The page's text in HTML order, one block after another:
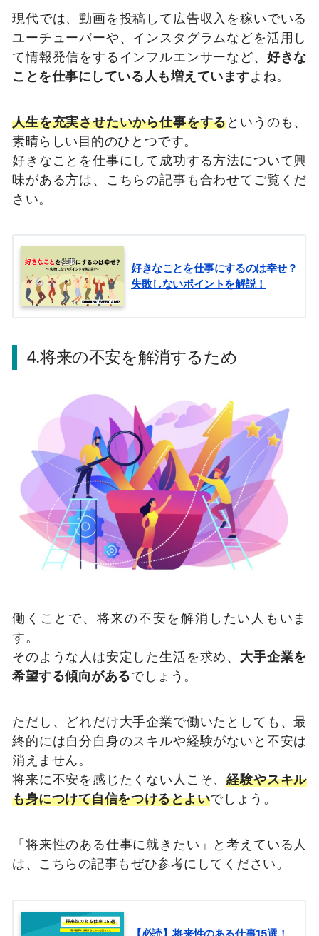
現代では、動画を投稿して広告収入を稼いでいる
ユーチューバーや、インスタグラムなどを活用し
て情報発信をするインフルエンサーなど、 好きな
ことを仕事にしている人も増えていますよね。
人生を充実させたいから仕事をするというのも、
素晴らしい目的のひとつです。
好きなことを仕事にして成功する方法について興
味がある方は、こちらの記事も合わせてご覧くだ
さい。
好きなことを仕事にするのは幸せ？
失敗しないポイントを解説！
4.将来の不安を解消するため
働くことで、将来の不安を解消したい人もいま
す。
そのような人は安定した生活を求め、 大手企業を
希望する傾向があるでしょう。
ただし、どれだけ大手企業で働いたとしても、最
終的には自分自身のスキルや経験がないと不安は
消えません。
将来に不安を感じたくない人こそ、経験やスキル
も身につけて自信をつけるとよいでしょう。
「将来性のある仕事に就きたい」と考えている人
は、こちらの記事もぜひ参考にしてください。